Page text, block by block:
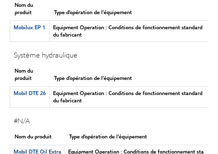
Nom du
produit
Type d’opération de l’équipement
Mobilux EP 1
Equipment Operation : Conditions de fonctionnement standard
du fabricant
Système hydraulique
Nom du
produit
Type d’opération de l’équipement
Mobil DTE 26
Equipment Operation : Conditions de fonctionnement standard
du fabricant
#N/A
Nom du produit
Type d’opération de l’équipement
Mobil DTE Oil Extra
Equipment Operation : Conditions de fonctionnement sta